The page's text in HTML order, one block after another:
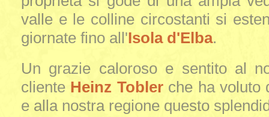
valle e le colline circostanti si
giornate fino all'Isola d'Elba.
Un grazie caloroso e sentito al
cliente Heinz Toblerche ha voluto
e alla nostra regione questo